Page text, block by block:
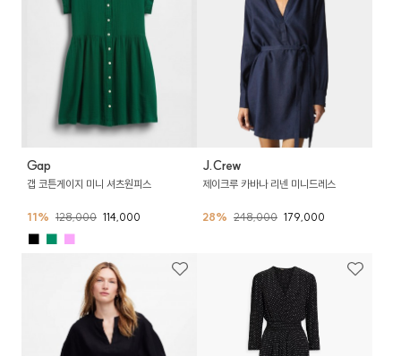
Gap
갭 코튼게이지 미니 셔츠원피스
11% 128,000 114,000
■ ■ ■
J.Crew
제이크루 카바나 리넨 미니드레스
28% 248,000 179,000